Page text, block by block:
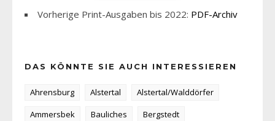
Vorherige Print-Ausgaben bis 2022: PDF-Archiv
DAS KÖNNTE SIE AUCH INTERESSIEREN
Ahrensburg Alstertal
Alstertal/Walddörfer
Ammersbek
Bauliches
Bergstedt